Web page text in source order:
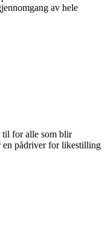
av hele
til for alle som blir
pådriver for likestilling